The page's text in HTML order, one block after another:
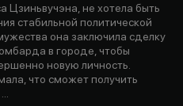
не хотела быть
стабильной политической
она заключила сделку
в городе, чтобы
новую личность.
что сможет получить